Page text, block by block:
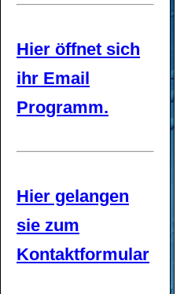
Hier öffnet sich
ihr Email
Programm.
Hier gelangen
sie zum
Kontaktformular